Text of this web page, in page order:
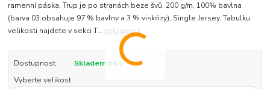
ramenní páska. Trup je po stranách beze švů. 200 g/m, 100% bavlna
(barva 03 obsahuje 97 % bavlny a 3 % viskózy), Single Jersey. Tabulku
velikosti najdete v sekci T... celý popis
Dostupnost
Skladem 8 ks
Vyberte velikost